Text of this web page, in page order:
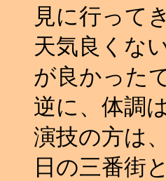
見に行って
天気良くな
が良かった
逆に、体調
演技の方は
日の三番街